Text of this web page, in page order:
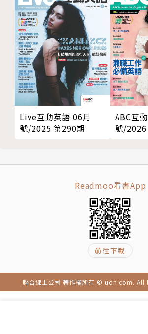
Live互動英語 06月
號/2025 第290期
ABC互
號/
Readmoo看書App
前往下載
聯合線上公司 著作權所有 © udn.com. All